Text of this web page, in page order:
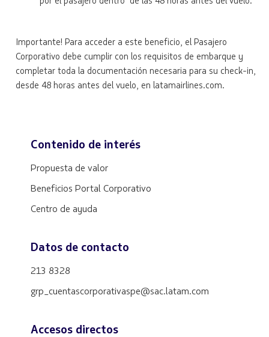
Importante! Para acceder a este beneficio, el Pasajero
Corporativo debe cumplir con los requisitos de embarque y
completar toda la documentación necesaria para su check-in,
desde 48 horas antes del vuelo, en latamairlines.com.
Contenido de interés
Propuesta de valor
Beneficios Portal Corporativo
Centro de ayuda
Datos de contacto
213 8328
grp_cuentascorporativaspe@sac.latam.com
Accesos directos